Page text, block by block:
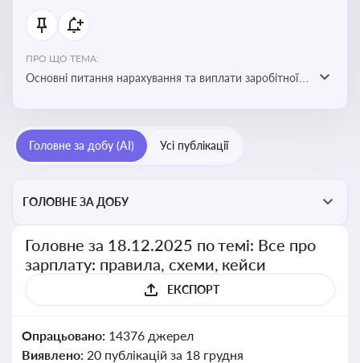
ПРО ЩО ТЕМА:
Основні питання нарахування та виплати заробітної
інформації про можливі схеми зловживань
Головне за добу (AI) Усі публікації
ГОЛОВНЕ ЗА ДОБУ
Головне за 18.12.2025 по темі: Все про
зарплату: правила, схеми, кейси
ЕКСПОРТ
Опрацьовано: 14376 джерел
Виявлено: 20 публікацій за 18 грудня